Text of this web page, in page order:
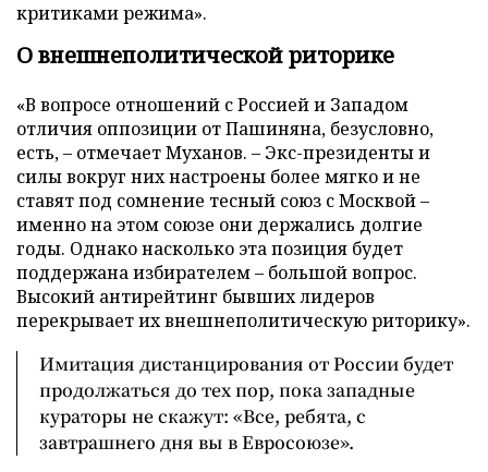
критиками режима».
О внешнеполитической риторике
«В вопросе отношений с Россией и Западом
отличия оппозиции от Пашиняна, безусловно,
есть, – отмечает Муханов. – Экс-президенты и
силы вокруг них настроены более мягко и не
ставят под сомнение тесный союз с Москвой –
именно на этом союзе они держались долгие
годы. Однако насколько эта позиция будет
поддержана избирателем – большой вопрос.
Высокий антирейтинг бывших лидеров
перекрывает их внешнеполитическую риторику».
Имитация дистанцирования от России будет
продолжаться до тех пор, пока западные
кураторы не скажут: «Все, ребята, с
завтрашнего дня вы в Евросоюзе».